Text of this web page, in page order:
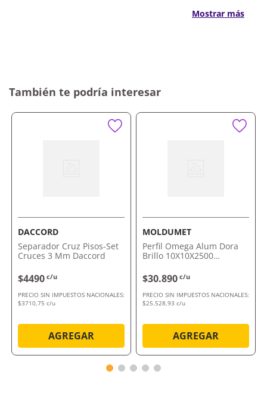
Por qué nos gusta Pastina Performance
Arena 1 Kg Klaukol
Brinda juntas prolijas y resistentes en cualquier
ambiente. Compralo ahora con envío a domicilio o
Mostrar más
También te podría interesar
DACCORD
Separador Cruz Pisos-Set
Cruces 3 Mm Daccord
$4490 c/u
PRECIO SIN IMPUESTOS NACIONALES:
$3710,75 c/u
AGREGAR
MOLDUMET
Perfil Omega Alum Dora
Brillo 10X10X2500
$30.890 c/u
PRECIO SIN IMPUESTOS NACIONALES:
$25.528,93 c/u
AGREGAR